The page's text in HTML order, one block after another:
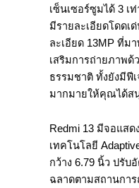
เซ็นเซอร์ซูมได้ 3 เ
มีรายละเอียดโดดเ
ละเอียด 13MP ที่ม
เสริมการถ่ายภาพด้
ธรรมชาติ ทั้งยังมีฟี
มากมายให้คุณได้ส
Redmi 13 มีจอแส
เทคโนโลยี
กว้าง 6.79 นิ้ว ปรับ
ฉลาดตามสถานกา